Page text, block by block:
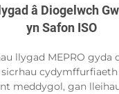
â Diogelwch
yn Safon ISO
llygad MEPRO gyda
sicrhau cydymffurfiaeth
meddygol, gan